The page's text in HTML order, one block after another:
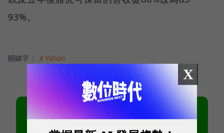
93%。
關鍵字： ＃Yahoo
X